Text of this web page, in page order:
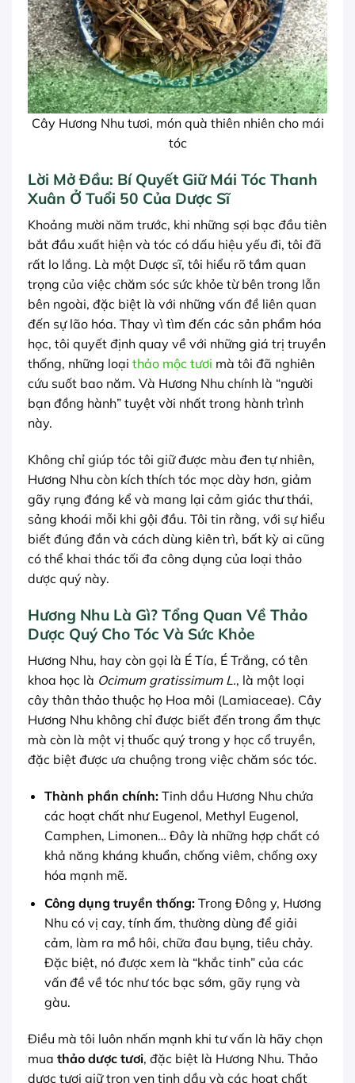
Cây Hương Nhu tươi, món quà thiên nhiên cho mái
tóc
Lời Mở Đầu: Bí Quyết Giữ Mái Tóc Thanh
Xuân Ở Tuổi 50 Của Dược Sĩ
Khoảng mười năm trước, khi những sợi bạc đầu tiên
bắt đầu xuất hiện và tóc có dấu hiệu yếu đi, tôi đã
rất lo lắng. Là một Dược sĩ, tôi hiểu rõ tầm quan
trọng của việc chăm sóc sức khỏe từ bên trong lẫn
bên ngoài, đặc biệt là với những vấn đề liên quan
đến sự lão hóa. Thay vì tìm đến các sản phẩm hóa
học, tôi quyết định quay về với những giá trị truyền
thống, những loại thảo mộc tươi mà tôi đã nghiên
cứu suốt bao năm. Và Hương Nhu chính là “người
bạn đồng hành” tuyệt vời nhất trong hành trình
này.
Không chỉ giúp tóc tôi giữ được màu đen tự nhiên,
Hương Nhu còn kích thích tóc mọc dày hơn, giảm
gãy rụng đáng kể và mang lại cảm giác thư thái,
sảng khoái mỗi khi gội đầu. Tôi tin rằng, với sự hiểu
biết đúng đắn và cách dùng kiên trì, bất kỳ ai cũng
có thể khai thác tối đa công dụng của loại thảo
dược quý này.
Hương Nhu Là Gì? Tổng Quan Về Thảo
Dược Quý Cho Tóc Và Sức Khỏe
Hương Nhu, hay còn gọi là É Tía, É Trắng, có tên
khoa học là Ocimum gratissimum L., là một loại
cây thân thảo thuộc họ Hoa môi (Lamiaceae). Cây
Hương Nhu không chỉ được biết đến trong ẩm thực
mà còn là một vị thuốc quý trong y học cổ truyền,
đặc biệt được ưa chuộng trong việc chăm sóc tóc.
Thành phần chính:Tinh dầu Hương Nhu chứa
các hoạt chất như Eugenol, Methyl Eugenol,
Camphen, Limonen… Đây là những hợp chất có
khả năng kháng khuẩn, chống viêm, chống oxy
hóa mạnh mẽ.
Công dụng truyền thống:Trong Đông y, Hương
Nhu có vị cay, tính ấm, thường dùng để giải
cảm, làm ra mồ hôi, chữa đau bụng, tiêu chảy.
Đặc biệt, nó được xem là “khắc tinh” của các
vấn đề về tóc như tóc bạc sớm, gãy rụng và
gàu.
Điều mà tôi luôn nhấn mạnh khi tư vấn là hãy chọn
mua thảo dược tươi, đặc biệt là Hương Nhu. Thảo
dược tươi giữ trọn vẹn tinh dầu và các hoạt chất